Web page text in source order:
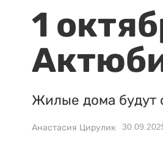
1
Жилые дома будут
Анастасия Цирулик